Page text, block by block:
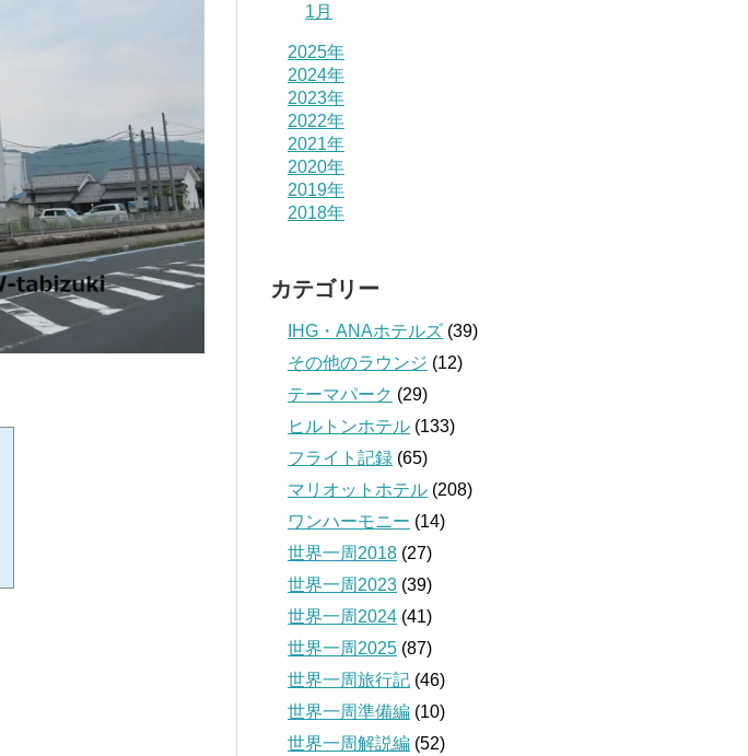
1月
2025年
2024年
2023年
2022年
2021年
2020年
2019年
2018年
カテゴリー
IHG・ANAホテルズ (39)
その他のラウンジ (12)
テーマパーク (29)
ヒルトンホテル (133)
フライト記録 (65)
マリオットホテル (208)
ワンハーモニー (14)
世界一周2018 (27)
世界一周2023 (39)
世界一周2024 (41)
世界一周2025 (87)
世界一周旅行記 (46)
世界一周準備編 (10)
世界一周解説編 (52)